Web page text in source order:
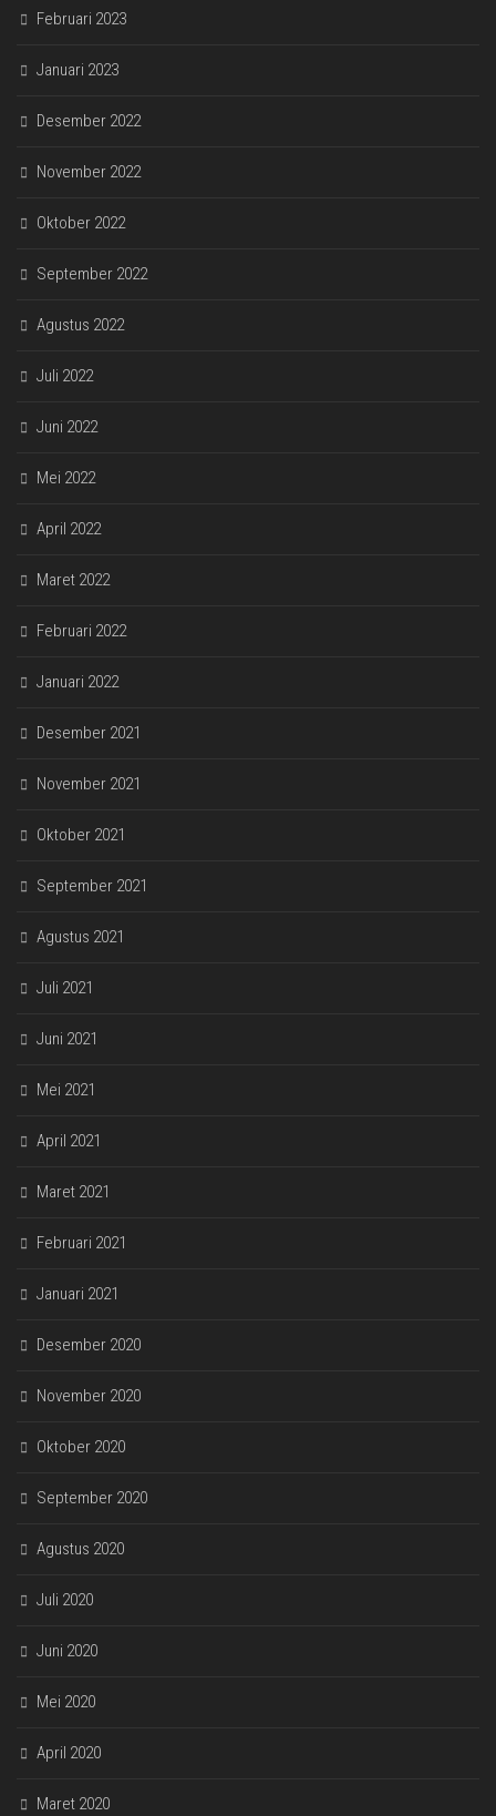
Februari 2023
Januari 2023
Desember 2022
November 2022
Oktober 2022
September 2022
Agustus 2022
Juli 2022
Juni 2022
Mei 2022
April 2022
Maret 2022
Februari 2022
Januari 2022
Desember 2021
November 2021
Oktober 2021
September 2021
Agustus 2021
Juli 2021
Juni 2021
Mei 2021
April 2021
Maret 2021
Februari 2021
Januari 2021
Desember 2020
November 2020
Oktober 2020
September 2020
Agustus 2020
Juli 2020
Juni 2020
Mei 2020
April 2020
Maret 2020